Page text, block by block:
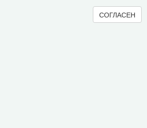
СОГЛАСЕН